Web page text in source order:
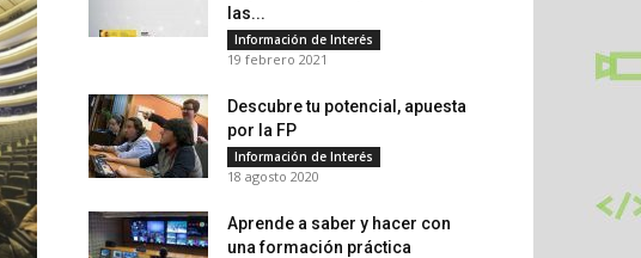
las...
Información de Interés
19 febrero 2021
Descubre tu potencial, apuesta
por la FP
Información de Interés
18 agosto 2020
Aprende a saber y hacer con
una formación práctica